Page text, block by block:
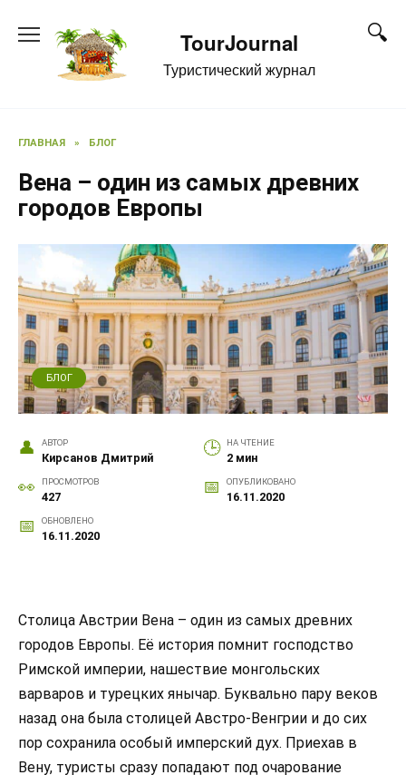
содержанию
TourJournal
Туристический журнал
ГЛАВНАЯ » БЛОГ
Вена – один из самых древних
городов Европы
БЛОГ
АВТОР
Кирсанов Дмитрий
НА ЧТЕНИЕ
2 мин
ПРОСМОТРОВ
427
ОПУБЛИКОВАНО
16.11.2020
ОБНОВЛЕНО
16.11.2020
Столица Австрии Вена – один из самых древних
городов Европы. Её история помнит господство
Римской империи, нашествие монгольских
варваров и турецких янычар. Буквально пару веков
назад она была столицей Австро-Венгрии и до сих
пор сохранила особый имперский дух. Приехав в
Вену, туристы сразу попадают под очарование